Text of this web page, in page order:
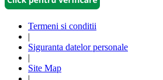
Termeni si conditii
|
Siguranta datelor personale
|
Site Map